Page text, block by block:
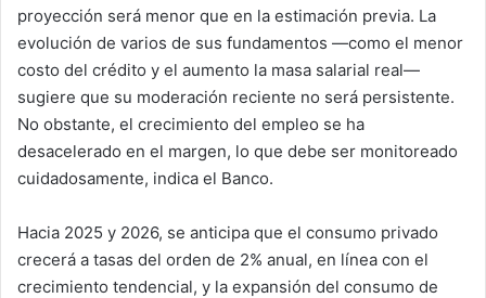
proyección será menor que en la estimación previa. La
evolución de varios de sus fundamentos —como el menor
costo del crédito y el aumento la masa salarial real—
sugiere que su moderación reciente no será persistente.
No obstante, el crecimiento del empleo se ha
desacelerado en el margen, lo que debe ser monitoreado
cuidadosamente, indica el Banco.
Hacia 2025 y 2026, se anticipa que el consumo privado
crecerá a tasas del orden de 2% anual, en línea con el
crecimiento tendencial, y la expansión del consumo de